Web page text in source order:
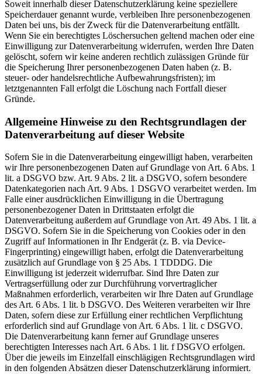
Soweit innerhalb dieser Datenschutzerklärung keine speziellere
Speicherdauer genannt wurde, verbleiben Ihre personenbezogenen
Daten bei uns, bis der Zweck für die Datenverarbeitung entfällt.
Wenn Sie ein berechtigtes Löschersuchen geltend machen oder eine
Einwilligung zur Datenverarbeitung widerrufen, werden Ihre Daten
gelöscht, sofern wir keine anderen rechtlich zulässigen Gründe für
die Speicherung Ihrer personenbezogenen Daten haben (z. B.
steuer- oder handelsrechtliche Aufbewahrungsfristen); im
letztgenannten Fall erfolgt die Löschung nach Fortfall dieser
Gründe.
Allgemeine Hinweise zu den Rechtsgrundlagen der
Datenverarbeitung auf dieser Website
Sofern Sie in die Datenverarbeitung eingewilligt haben, verarbeiten
wir Ihre personenbezogenen Daten auf Grundlage von Art. 6 Abs. 1
lit. a DSGVO bzw. Art. 9 Abs. 2 lit. a DSGVO, sofern besondere
Datenkategorien nach Art. 9 Abs. 1 DSGVO verarbeitet werden. Im
Falle einer ausdrücklichen Einwilligung in die Übertragung
personenbezogener Daten in Drittstaaten erfolgt die
Datenverarbeitung außerdem auf Grundlage von Art. 49 Abs. 1 lit. a
DSGVO. Sofern Sie in die Speicherung von Cookies oder in den
Zugriff auf Informationen in Ihr Endgerät (z. B. via Device-
Fingerprinting) eingewilligt haben, erfolgt die Datenverarbeitung
zusätzlich auf Grundlage von § 25 Abs. 1 TDDDG. Die
Einwilligung ist jederzeit widerrufbar. Sind Ihre Daten zur
Vertragserfüllung oder zur Durchführung vorvertraglicher
Maßnahmen erforderlich, verarbeiten wir Ihre Daten auf Grundlage
des Art. 6 Abs. 1 lit. b DSGVO. Des Weiteren verarbeiten wir Ihre
Daten, sofern diese zur Erfüllung einer rechtlichen Verpflichtung
erforderlich sind auf Grundlage von Art. 6 Abs. 1 lit. c DSGVO.
Die Datenverarbeitung kann ferner auf Grundlage unseres
berechtigten Interesses nach Art. 6 Abs. 1 lit. f DSGVO erfolgen.
Über die jeweils im Einzelfall einschlägigen Rechtsgrundlagen wird
in den folgenden Absätzen dieser Datenschutzerklärung informiert.